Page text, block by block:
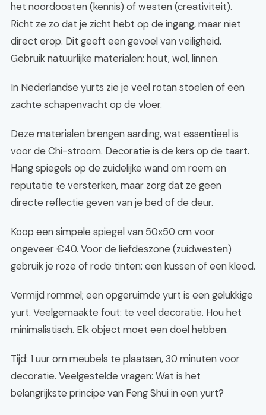
het noordoosten (kennis) of westen (creativiteit).
Richt ze zo dat je zicht hebt op de ingang, maar niet
direct erop. Dit geeft een gevoel van veiligheid.
Gebruik natuurlijke materialen: hout, wol, linnen.
In Nederlandse yurts zie je veel rotan stoelen of een
zachte schapenvacht op de vloer.
Deze materialen brengen aarding, wat essentieel is
voor de Chi-stroom. Decoratie is de kers op de taart.
Hang spiegels op de zuidelijke wand om roem en
reputatie te versterken, maar zorg dat ze geen
directe reflectie geven van je bed of de deur.
Koop een simpele spiegel van 50x50 cm voor
ongeveer €40. Voor de liefdeszone (zuidwesten)
gebruik je roze of rode tinten: een kussen of een kleed.
Vermijd rommel; een opgeruimde yurt is een gelukkige
yurt. Veelgemaakte fout: te veel decoratie. Hou het
minimalistisch. Elk object moet een doel hebben.
Tijd: 1 uur om meubels te plaatsen, 30 minuten voor
decoratie. Veelgestelde vragen: Wat is het
belangrijkste principe van Feng Shui in een yurt?